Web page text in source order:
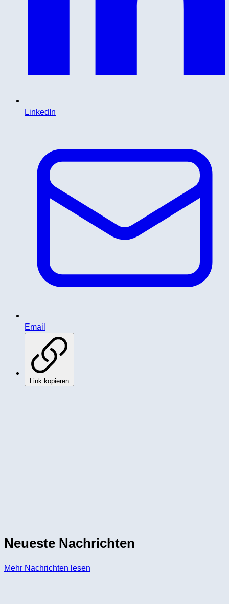
LinkedIn
Email
Link kopieren
Neueste Nachrichten
Mehr Nachrichten lesen